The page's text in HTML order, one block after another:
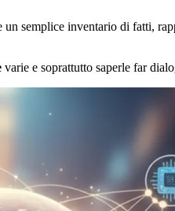
semplice inventario di fatti,
varie e soprattutto saperle far